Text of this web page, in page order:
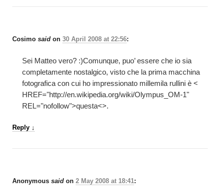
Cosimo said on 30 April 2008 at 22:56:
Sei Matteo vero? :)Comunque, puo’ essere che io sia
completamente nostalgico, visto che la prima macchina
fotografica con cui ho impressionato millemila rullini è <
HREF="http://en.wikipedia.org/wiki/Olympus_OM-1"
REL="nofollow">questa<>.
Reply ↓
Anonymous said on 2 May 2008 at 18:41: